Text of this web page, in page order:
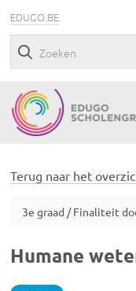
EDUGO.BE
Terug naar het
3e graad / Finaliteit
Humane